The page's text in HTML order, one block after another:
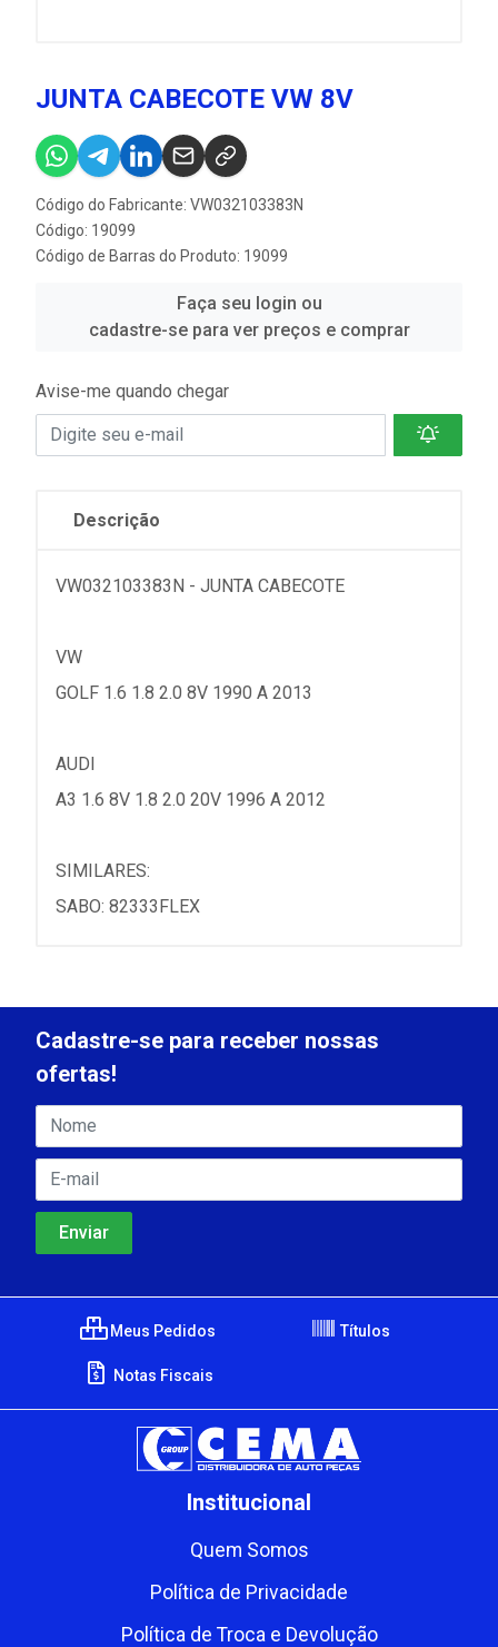
JUNTA CABECOTE VW 8V
Código do Fabricante: VW032103383N
Código: 19099
Código de Barras do Produto: 19099
Faça seu login ou
cadastre-se para ver preços e comprar
Avise-me quando chegar
Descrição
VW032103383N - JUNTA CABECOTE
VW
GOLF 1.6 1.8 2.0 8V 1990 A 2013
AUDI
A3 1.6 8V 1.8 2.0 20V 1996 A 2012
SIMILARES:
SABO: 82333FLEX
Cadastre-se para receber nossas
ofertas!
Meus Pedidos Títulos
Notas Fiscais
Institucional
Quem Somos
Política de Privacidade
Política de Troca e Devolução